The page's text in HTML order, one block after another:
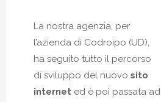
La nostra agenzia, per
l’azienda di Codroipo (UD),
ha seguito tutto il percorso
di sviluppo del nuovo sito
interneted è poi passata ad